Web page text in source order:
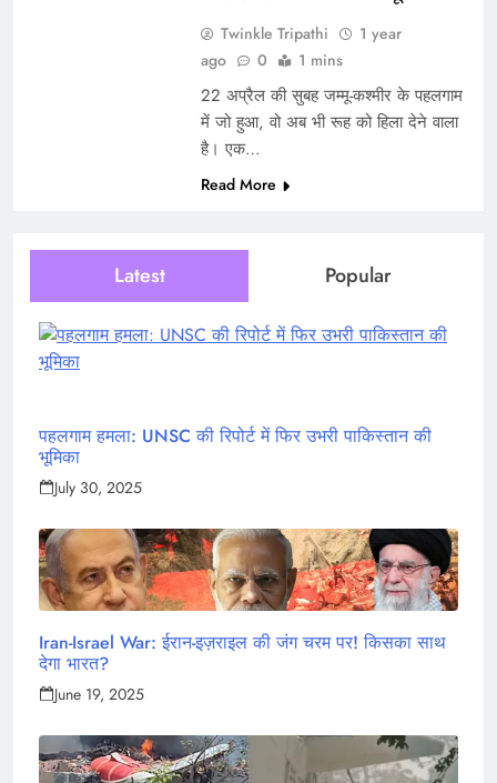
Twinkle Tripathi
1 year
ago
0 1 mins
22 अप्रैल की सुबह जम्मू-कश्मीर के पहलगाम
में जो हुआ, वो अब भी रूह को हिला देने वाला
है। एक…
Read More
Latest Popular
पहलगाम हमला: UNSC की रिपोर्ट में फिर उभरी पाकिस्तान की
भूमिका
July 30, 2025
Iran-Israel War: ईरान-इज़राइल की जंग चरम पर! किसका साथ
देगा भारत?
June 19, 2025